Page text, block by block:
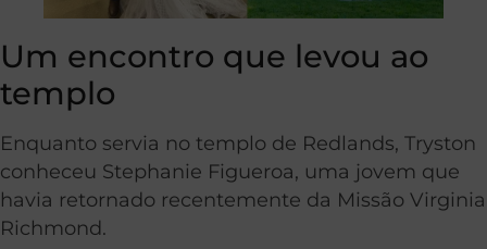
Um encontro que levou ao
templo
Enquanto servia no templo de Redlands, Tryston
conheceu Stephanie Figueroa, uma jovem que
havia retornado recentemente da Missão Virginia
Richmond.